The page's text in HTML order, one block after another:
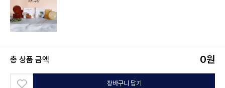
총 상품 금액 0원
장바구니 담기